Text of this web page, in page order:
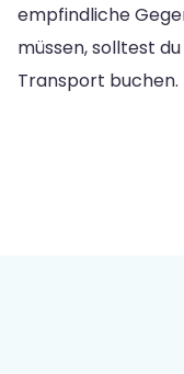
empfindliche
müssen, solltest
Transport buchen.